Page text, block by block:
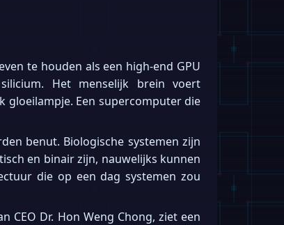
te houden als een high-end GPU
Het menselijk brein voert
gloeilampje. Een supercomputer die
benut. Biologische systemen zijn
en binair zijn, nauwelijks kunnen
die op een dag systemen zou
CEO Dr. Hon Weng Chong, ziet een